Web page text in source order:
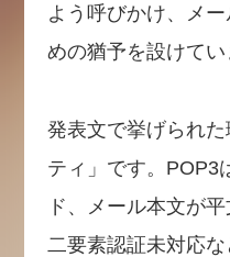
よう呼びかけ、メ
めの猶予を設けてい
発表文で挙げられ
ティ」です。POP3
ド、メール本文が
二要素認証未対応